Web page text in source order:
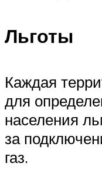
Льготы
Каждая
для
населения
за
газ.